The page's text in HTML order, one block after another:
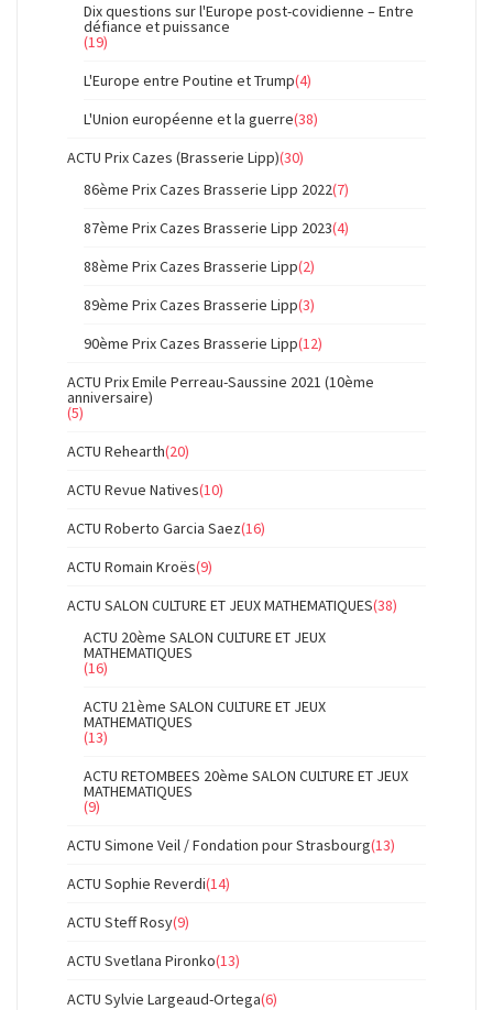
Dix questions sur l'Europe post-covidienne – Entre
défiance et puissance
(19)
L'Europe entre Poutine et Trump(4)
L'Union européenne et la guerre(38)
ACTU Prix Cazes (Brasserie Lipp)(30)
86ème Prix Cazes Brasserie Lipp 2022(7)
87ème Prix Cazes Brasserie Lipp 2023(4)
88ème Prix Cazes Brasserie Lipp(2)
89ème Prix Cazes Brasserie Lipp(3)
90ème Prix Cazes Brasserie Lipp(12)
ACTU Prix Emile Perreau-Saussine 2021 (10ème
anniversaire)
(5)
ACTU Rehearth(20)
ACTU Revue Natives(10)
ACTU Roberto Garcia Saez(16)
ACTU Romain Kroës(9)
ACTU SALON CULTURE ET JEUX MATHEMATIQUES(38)
ACTU 20ème SALON CULTURE ET JEUX
MATHEMATIQUES
(16)
ACTU 21ème SALON CULTURE ET JEUX
MATHEMATIQUES
(13)
ACTU RETOMBEES 20ème SALON CULTURE ET JEUX
MATHEMATIQUES
(9)
ACTU Simone Veil / Fondation pour Strasbourg(13)
ACTU Sophie Reverdi(14)
ACTU Steff Rosy(9)
ACTU Svetlana Pironko(13)
ACTU Sylvie Largeaud-Ortega(6)